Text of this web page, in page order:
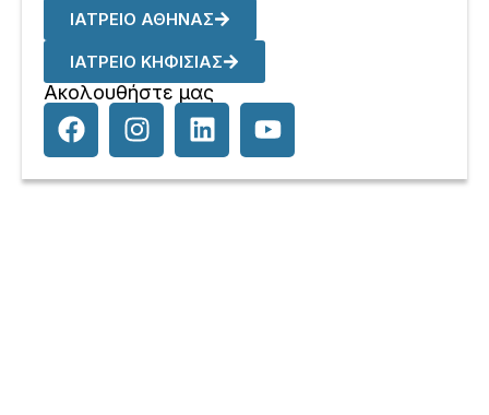
ΙΑΤΡΕΙΟ ΑΘΗΝΑΣ
ΙΑΤΡΕΙΟ ΚΗΦΙΣΙΑΣ
Ακολουθήστε μας